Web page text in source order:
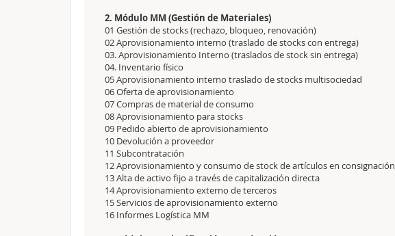
2. Módulo MM (Gestión de Materiales)
01 Gestión de stocks (rechazo, bloqueo, renovación)
02 Aprovisionamiento interno (traslado de stocks con entrega)
03. Aprovisionamiento Interno (traslados de stock sin entrega)
04. Inventario físico
05 Aprovisionamiento interno traslado de stocks multisociedad
06 Oferta de aprovisionamiento
07 Compras de material de consumo
08 Aprovisionamiento para stocks
09 Pedido abierto de aprovisionamiento
10 Devolución a proveedor
11 Subcontratación
12 Aprovisionamiento y consumo de stock de artículos en consignación
13 Alta de activo fijo a través de capitalización directa
14 Aprovisionamiento externo de terceros
15 Servicios de aprovisionamiento externo
16 Informes Logística MM